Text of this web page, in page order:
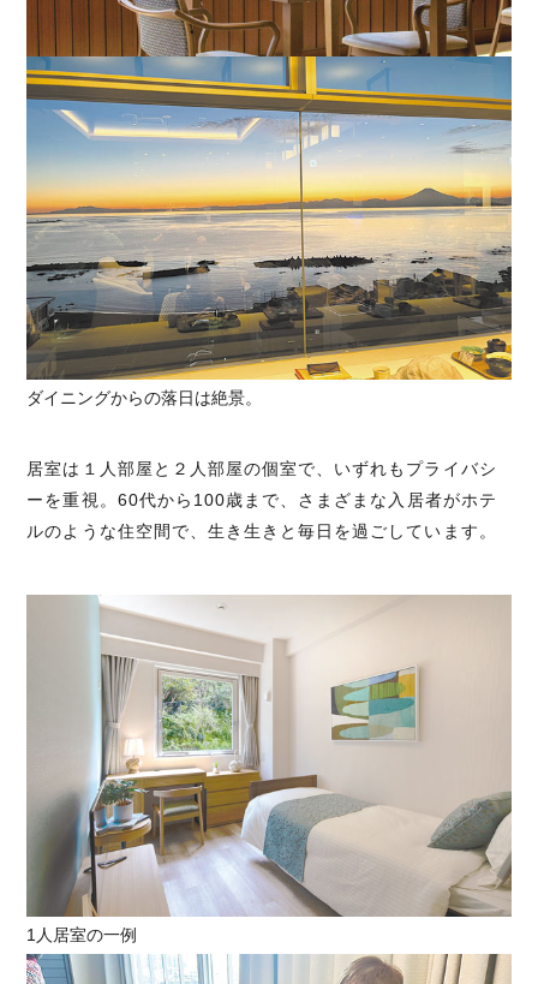
ダイニングからの落日は絶景。
居室は１人部屋と２人部屋の個室で、いずれもプライバシ
ーを重視。60代から100歳まで、さまざまな入居者がホテ
ルのような住空間で、生き生きと毎日を過ごしています。
1人居室の一例